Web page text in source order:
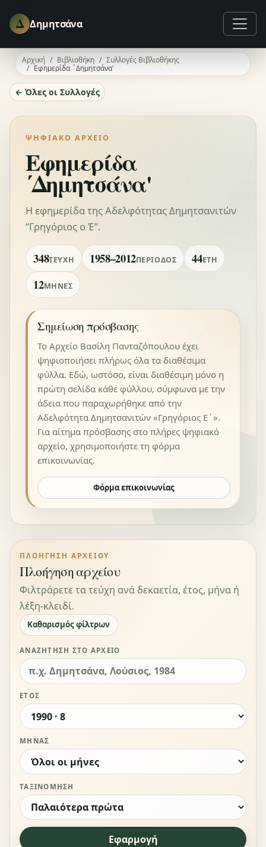
Δ Δημητσάνα
Αρχική Βιβλιοθήκη
Συλλογές Βιβλιοθήκης
Εφημερίδα ΄Δημητσάνα'
← Όλες οι Συλλογές
ΨΗΦΙΑΚΌ ΑΡΧΕΊΟ
Εφημερίδα
΄Δημητσάνα'
Η εφημερίδα της Αδελφότητας Δημητσανιτών
“Γρηγόριος ο Έ”.
348ΤΕΎΧΗ 1958–2012ΠΕΡΊΟΔΟΣ 44ΈΤΗ
12ΜΉΝΕΣ
Σημείωση πρόσβασης
Το Αρχείο Βασίλη Πανταζόπουλου έχει
ψηφιοποιήσει πλήρως όλα τα διαθέσιμα
φύλλα. Εδώ, ωστόσο, είναι διαθέσιμη μόνο η
πρώτη σελίδα κάθε φύλλου, σύμφωνα με την
άδεια που παραχωρήθηκε από την
Αδελφότητα Δημητσανιτών «Γρηγόριος Ε΄».
Για αίτημα πρόσβασης στο πλήρες ψηφιακό
αρχείο, χρησιμοποιήστε τη φόρμα
επικοινωνίας.
Φόρμα επικοινωνίας
ΠΛΟΉΓΗΣΗ ΑΡΧΕΊΟΥ
Πλοήγηση αρχείου
Φιλτράρετε τα τεύχη ανά δεκαετία, έτος, μήνα ή
λέξη-κλειδί.
Καθαρισμός φίλτρων
ΑΝΑΖΉΤΗΣΗ ΣΤΟ ΑΡΧΕΊΟ
ΈΤΟΣ
ΜΉΝΑΣ
ΤΑΞΙΝΌΜΗΣΗ
Εφαρμογή